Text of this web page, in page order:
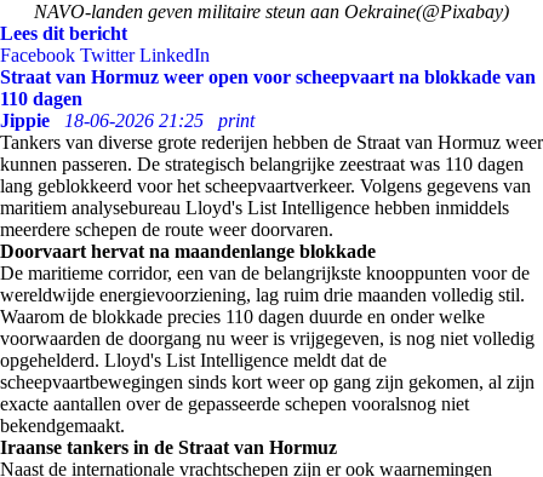
NAVO-landen geven militaire steun aan Oekraine(@Pixabay)
Lees dit bericht
Facebook Twitter LinkedIn
Straat van Hormuz weer open voor scheepvaart na blokkade van
110 dagen
Jippie
18-06-2026 21:25
print
Tankers van diverse grote rederijen hebben de Straat van Hormuz weer
kunnen passeren. De strategisch belangrijke zeestraat was 110 dagen
lang geblokkeerd voor het scheepvaartverkeer. Volgens gegevens van
maritiem analysebureau Lloyd's List Intelligence hebben inmiddels
meerdere schepen de route weer doorvaren.
Doorvaart hervat na maandenlange blokkade
De maritieme corridor, een van de belangrijkste knooppunten voor de
wereldwijde energievoorziening, lag ruim drie maanden volledig stil.
Waarom de blokkade precies 110 dagen duurde en onder welke
voorwaarden de doorgang nu weer is vrijgegeven, is nog niet volledig
opgehelderd. Lloyd's List Intelligence meldt dat de
scheepvaartbewegingen sinds kort weer op gang zijn gekomen, al zijn
exacte aantallen over de gepasseerde schepen vooralsnog niet
bekendgemaakt.
Iraanse tankers in de Straat van Hormuz
Naast de internationale vrachtschepen zijn er ook waarnemingen